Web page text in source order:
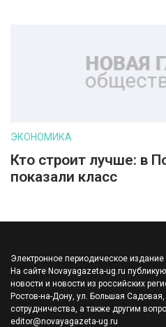
ЭКОНОМИКА
Кто строит лучше: в
показали класс
Электронное периодическое
На сайте Novayagazeta-ug.ru
новости и новости из российских
Ростов-на-Дону, ул. Большая
сотрудничества, а также другим
editor@novayagazeta-ug.ru